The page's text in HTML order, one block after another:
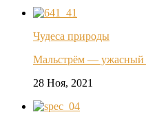
Чудеса природы
Мальстрём — ужасный
28 Ноя, 2021